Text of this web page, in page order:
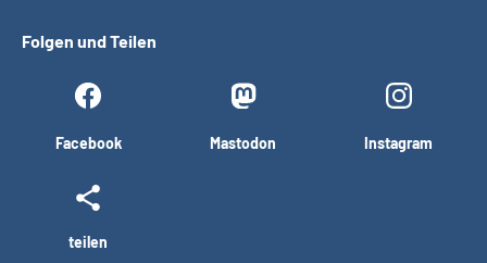
Folgen und Teilen
Facebook Mastodon Instagram
teilen